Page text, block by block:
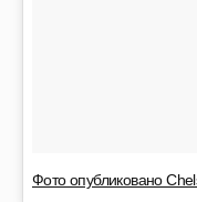
Фото опубликовано